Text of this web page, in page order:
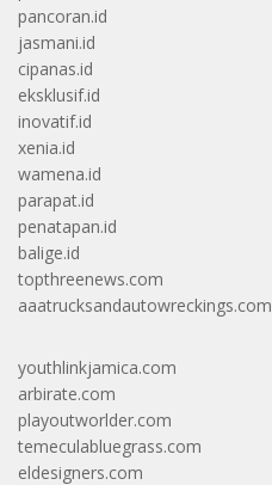
pancoran.id
jasmani.id
cipanas.id
eksklusif.id
inovatif.id
xenia.id
wamena.id
parapat.id
penatapan.id
balige.id
topthreenews.com
aaatrucksandautowreckings.com
youthlinkjamica.com
arbirate.com
playoutworlder.com
temeculabluegrass.com
eldesigners.com